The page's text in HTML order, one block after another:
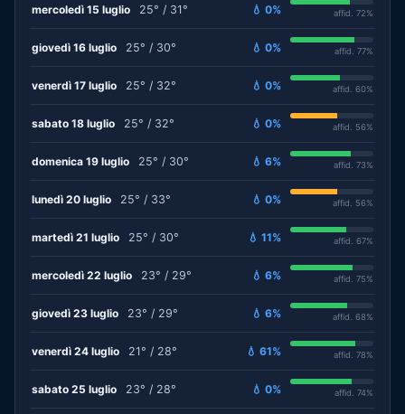
mercoledì 15 luglio 25° / 31° 💧 0% affid. 72%
giovedì 16 luglio 25° / 30° 💧 0% affid. 77%
venerdì 17 luglio 25° / 32° 💧 0% affid. 60%
sabato 18 luglio 25° / 32° 💧 0% affid. 56%
domenica 19 luglio 25° / 30° 💧 6% affid. 73%
lunedì 20 luglio 25° / 33° 💧 0% affid. 56%
martedì 21 luglio 25° / 30° 💧 11% affid. 67%
mercoledì 22 luglio 23° / 29° 💧 6% affid. 75%
giovedì 23 luglio 23° / 29° 💧 6% affid. 68%
venerdì 24 luglio 21° / 28° 💧 61% affid. 78%
sabato 25 luglio 23° / 28° 💧 0% affid. 74%